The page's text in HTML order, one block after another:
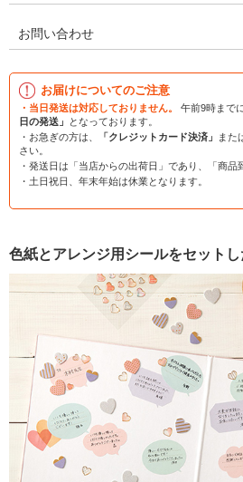
お問い合わせ
お届けについてのご注意
・当日発送は対応しておりません。 午前9時まで
日の発送」
となっております。
・お急ぎの方は、
「クレジットカード決済」 また
さい。
・発送日は「当店からの出荷日」であり、「商品
・土日祝日、年末年始は休業となります。
色紙とアレンジ用シールをセットし